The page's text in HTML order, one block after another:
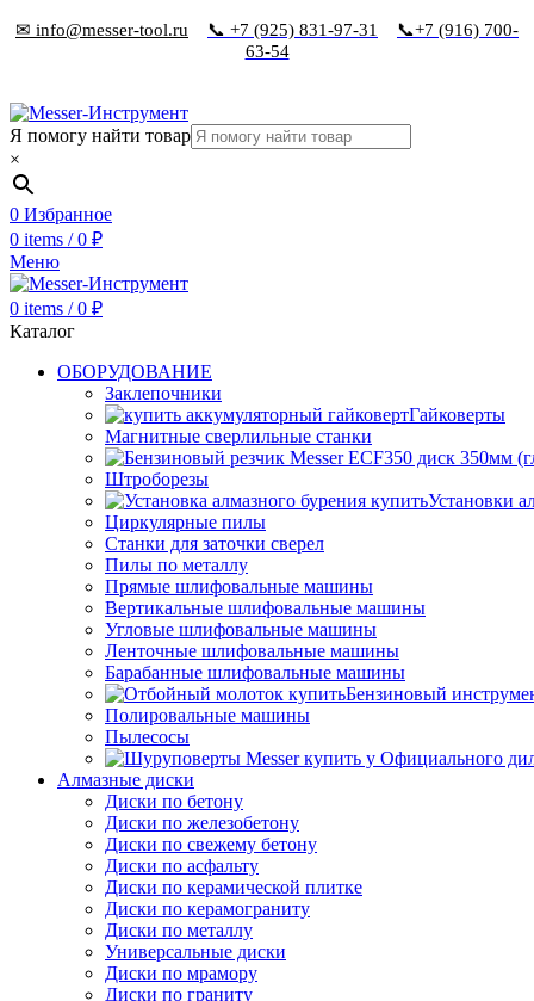
✉ info@messer-tool.ru 📞 +7 (925) 831-97-31
📞+7 (916) 700-
63-54
Я помогу найти товар
×
0 Избранное
0 items / 0 ₽
Меню
0 items / 0 ₽
Каталог
ОБОРУДОВАНИЕ
Заклепочники
Гайковерты
Магнитные сверлильные станки
Штроборезы
Установки
Циркулярные пилы
Станки для заточки сверел
Пилы по металлу
Прямые шлифовальные машины
Вертикальные шлифовальные машины
Угловые шлифовальные машины
Ленточные шлифовальные машины
Барабанные шлифовальные машины
Бензиновый
Полировальные машины
Пылесосы
Алмазные диски
Диски по бетону
Диски по железобетону
Диски по свежему бетону
Диски по асфальту
Диски по керамической плитке
Диски по керамограниту
Диски по металлу
Универсальные диски
Диски по мрамору
Диски по граниту